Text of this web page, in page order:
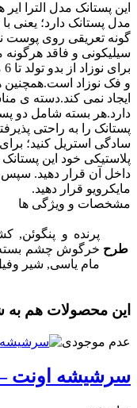
این پستانک مدل الترا
مدل پستانک دارد؛ یعنی
گونه تعریقی روی پوست
سیلیکونی و فاقد
و فک نوزاد است.همچنین
ایجاد نمی کند.دسته ی
پستانک را به راحتی
سادگی استریل کنید؛
مایکرویو قرار دهید.
مشخصات و ویژگی ها
طرح
پرنده و پنگوئن,
خرگوش چشم بسته,
مام یاسی, شیر
این محصولات هم به
عدم موجودی
سرشیشه اونت – 1قطره